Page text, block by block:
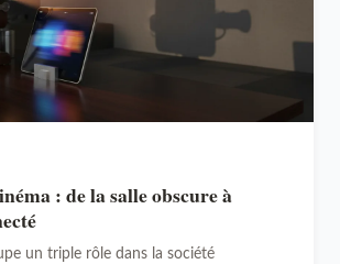
: de la salle obscure à
un triple rôle dans la société